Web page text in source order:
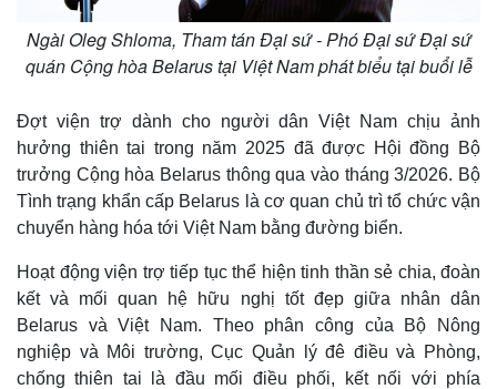
Ngài Oleg Shloma, Tham tán Đại sứ - Phó Đại sứ Đại sứ
quán Cộng hòa Belarus tại Việt Nam phát biểu tại buổi lễ
Đợt viện trợ dành cho người dân Việt Nam chịu ảnh
hưởng thiên tai trong năm 2025 đã được Hội đồng Bộ
trưởng Cộng hòa Belarus thông qua vào tháng 3/2026. Bộ
Tình trạng khẩn cấp Belarus là cơ quan chủ trì tổ chức vận
chuyển hàng hóa tới Việt Nam bằng đường biển.
Hoạt động viện trợ tiếp tục thể hiện tinh thần sẻ chia, đoàn
kết và mối quan hệ hữu nghị tốt đẹp giữa nhân dân
Belarus và Việt Nam. Theo phân công của Bộ Nông
nghiệp và Môi trường, Cục Quản lý đê điều và Phòng,
chống thiên tai là đầu mối điều phối, kết nối với phía